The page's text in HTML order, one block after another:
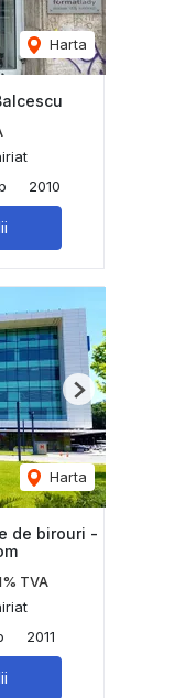
Harta
2010
Harta
Next
de birouri -
TVA
2011